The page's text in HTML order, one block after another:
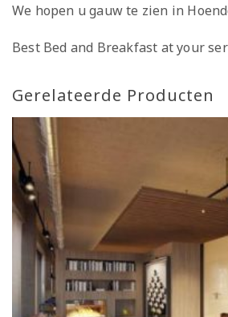
We hopen u gauw te zien in
Best Bed and Breakfast at your
Gerelateerde Producten